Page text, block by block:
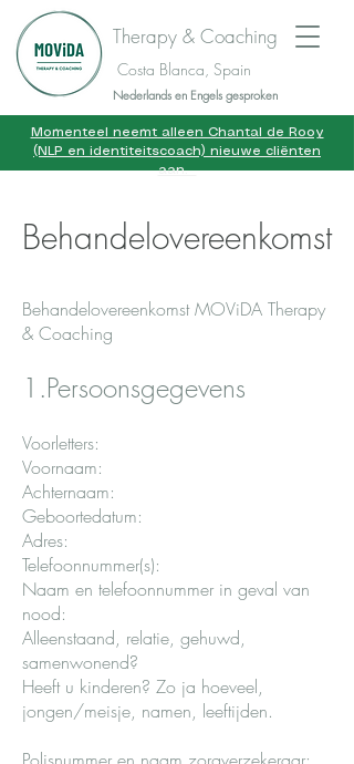
Nederlands en Engels gesproken
Therapy & Coaching
Costa Blanca, Spain
Momenteel neemt alleen Chantal de Rooy
(NLP en identiteitscoach) nieuwe cliënten
aan.
Behandelovereenkomst
Behandelovereenkomst MOViDA Therapy
& Coaching
1.Persoonsgegevens
Voorletters:
Voornaam:
Achternaam:
Geboortedatum:
Adres:
Telefoonnummer(s):
Naam en telefoonnummer in geval van
nood:
Alleenstaand, relatie, gehuwd,
samenwonend?
Heeft u kinderen? Zo ja hoeveel,
jongen/meisje, namen, leeftijden.